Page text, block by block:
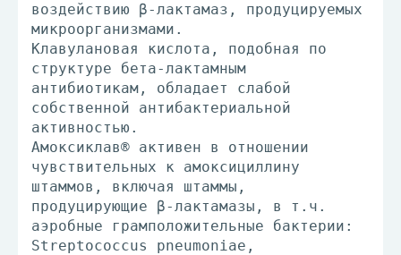
воздействию β-лактамаз, продуцируемых
микроорганизмами.
Клавулановая кислота, подобная по
структуре бета-лактамным
антибиотикам, обладает слабой
собственной антибактериальной
активностью.
Амоксиклав® активен в отношении
чувствительных к амоксициллину
штаммов, включая штаммы,
продуцирующие β-лактамазы, в т.ч.
аэробные грамположительные бактерии:
Streptococcus pneumoniae,